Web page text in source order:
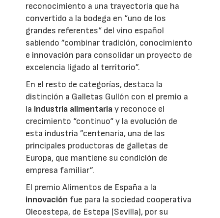
reconocimiento a una trayectoria que ha
convertido a la bodega en “uno de los
grandes referentes“ del vino español
sabiendo ”combinar tradición, conocimiento
e innovación para consolidar un proyecto de
excelencia ligado al territorio”.
En el resto de categorías, destaca la
distinción a Galletas Gullón con el premio a
la industria alimentariay reconoce el
crecimiento “continuo“ y la evolución de
esta industria ”centenaria, una de las
principales productoras de galletas de
Europa, que mantiene su condición de
empresa familiar”.
El premio Alimentos de España a la
innovación fue para la sociedad cooperativa
Oleoestepa, de Estepa (Sevilla), por su